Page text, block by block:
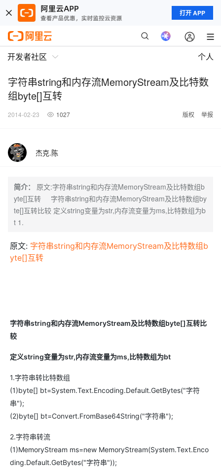
打开 APP
开发者社区 个人
字符串string和内存流MemoryStream及比特数
组byte[]互转
2014-02-23 1027 版权 举报
杰克.陈
简介：
原文:字符串string和内存流MemoryStream及比特数组b
yte[]互转 字符串string和内存流MemoryStream及比特数组by
te[]互转比较 定义string变量为str,内存流变量为ms,比特数组为b
t 1.
原文: 字符串string和内存流MemoryStream及比特数组b
yte[]互转
字符串string和内存流MemoryStream及比特数组byte[]互转比
较
定义string变量为str,内存流变量为ms,比特数组为bt
1.字符串转比特数组
(1)byte[] bt=System.Text.Encoding.Default.GetBytes("字符
串");
(2)byte[] bt=Convert.FromBase64String("字符串");
2.字符串转流
(1)MemoryStream ms=new MemoryStream(System.Text.Enco
ding.Default.GetBytes("字符串"));